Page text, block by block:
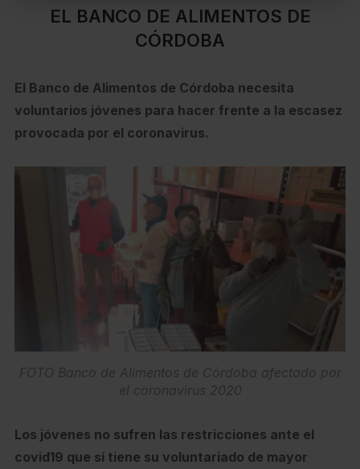
EL BANCO DE ALIMENTOS DE
CÓRDOBA
El Banco de Alimentos de Córdoba necesita
voluntarios jóvenes para hacer frente a la escasez
provocada por el coronavirus.
FOTO Banco de Alimentos de Córdoba afectado por
el coronavirus 2020
Los jóvenes no sufren las restricciones ante el
covid19 que sí tiene su voluntariado de mayor